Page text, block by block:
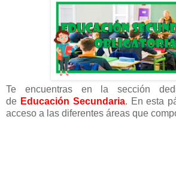
Te encuentras en la sección
de Educación Secundaria. En esta
acceso a las diferentes áreas que